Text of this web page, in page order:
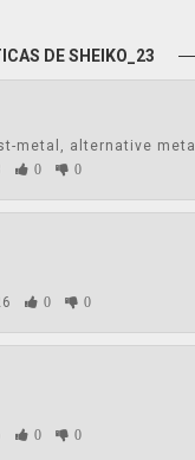
DE SHEIKO_23
metal, alternative metal
0 0
0 0
0 0